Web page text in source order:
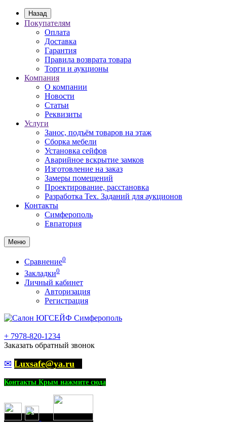
Назад
Покупателям
Оплата
Доставка
Гарантия
Правила возврата товара
Торги и аукционы
Компания
О компании
Новости
Статьи
Реквизиты
Услуги
Занос, подъём товаров на этаж
Сборка мебели
Установка сейфов
Аварийное вскрытие замков
Изготовление на заказ
Замеры помещений
Проектирование, расстановка
Разработка Тех. Заданий для аукционов
Контакты
Симферополь
Евпатория
Меню
Сравнение0
Закладки0
Личный кабинет
Авторизация
Регистрация
+ 7978-820-1234
Заказать обратный звонок
✉ Luxsafe@ya.ru
Контакты Крым нажмите сюда